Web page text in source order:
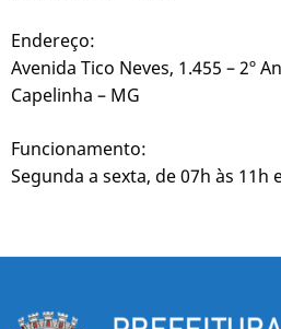
Endereço:
Avenida Tico Neves, 1.455 – 2º
Capelinha – MG
Funcionamento:
Segunda a sexta, de 07h às 11h